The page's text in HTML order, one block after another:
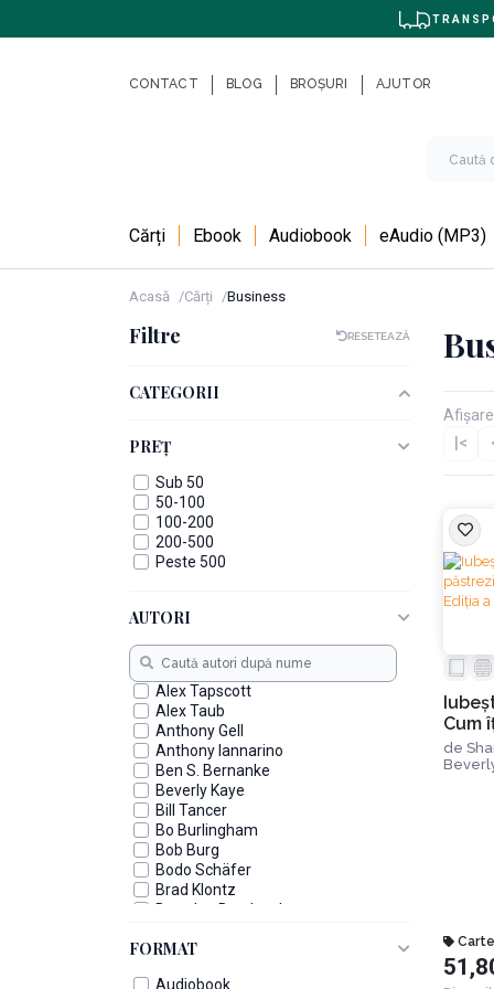
CONTACT BLOG BROȘURI AJUTOR
Cărți Ebook Audiobook eAudio (MP3)
Acasă Cărți Business
Filtre RESETEAZĂ
CATEGORII
PREȚ
Sub 50
50-100
100-200
200-500
Peste 500
AUTORI
Alex Tapscott
Alex Taub
Anthony Gell
Anthony Iannarino
Ben S. Bernanke
Beverly Kaye
Bill Tancer
Bo Burlingham
Bob Burg
Bodo Schäfer
Brad Klontz
Brendon Burchard
Brian Tracy
FORMAT
Audiobook
|<
Cum
de